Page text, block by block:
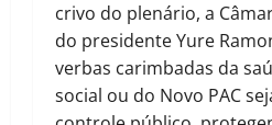
crivo do plenário, a
do presidente Yure
verbas carimbadas da
social ou do Novo PAC